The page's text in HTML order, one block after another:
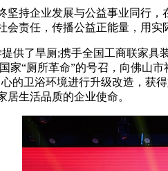
持企业发展与公益事业同行，
责任，传播公益正能量，用实
了旱厕;携手全国工商联家具
家“厕所革命”的号召，向佛山
的卫浴环境进行升级改造，
生活品质的企业使命。